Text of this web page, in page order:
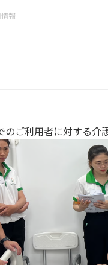
報
のご利用者に対する介